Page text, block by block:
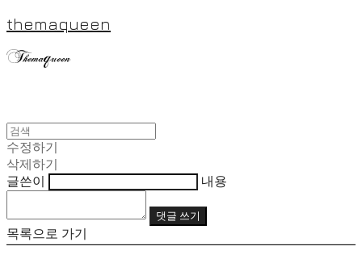
themaqueen
수정하기
삭제하기
글쓴이
내용
댓글 쓰기
목록으로 가기